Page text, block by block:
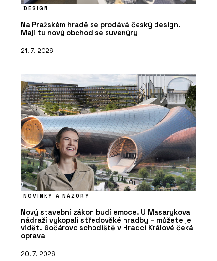
DESIGN
Na Pražském hradě se prodává český design.
Mají tu nový obchod se suvenýry
21. 7. 2026
NOVINKY A NÁZORY
Nový stavební zákon budí emoce. U Masarykova
nádraží vykopali středověké hradby – můžete je
vidět. Gočárovo schodiště v Hradci Králové čeká
oprava
20. 7. 2026